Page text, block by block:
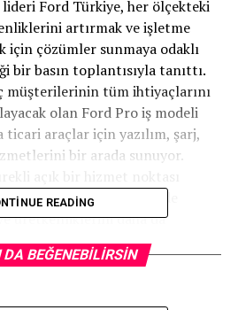
Ford Türkiye, her ölçekteki
artırmak ve işletme
çözümler sunmaya odaklı
bir basın toplantısıyla tanıttı.
müşterilerinin tüm ihtiyaçlarını
olan Ford Pro iş modeli
araçlar için yazılım, şarj,
bir arada sunuyor.
hem günümüzde hem de
üretkenliklerini daha da
amaçlıyor.
READING
DA BEĞENEBILIRSIN